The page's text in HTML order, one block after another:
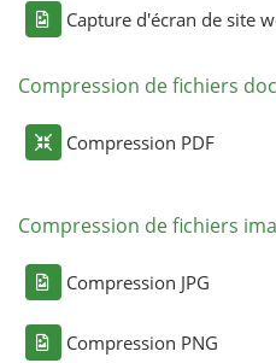
Capture d'écran de site
Compression de fichiers
Compression PDF
Compression de fichiers
Compression JPG
Compression PNG